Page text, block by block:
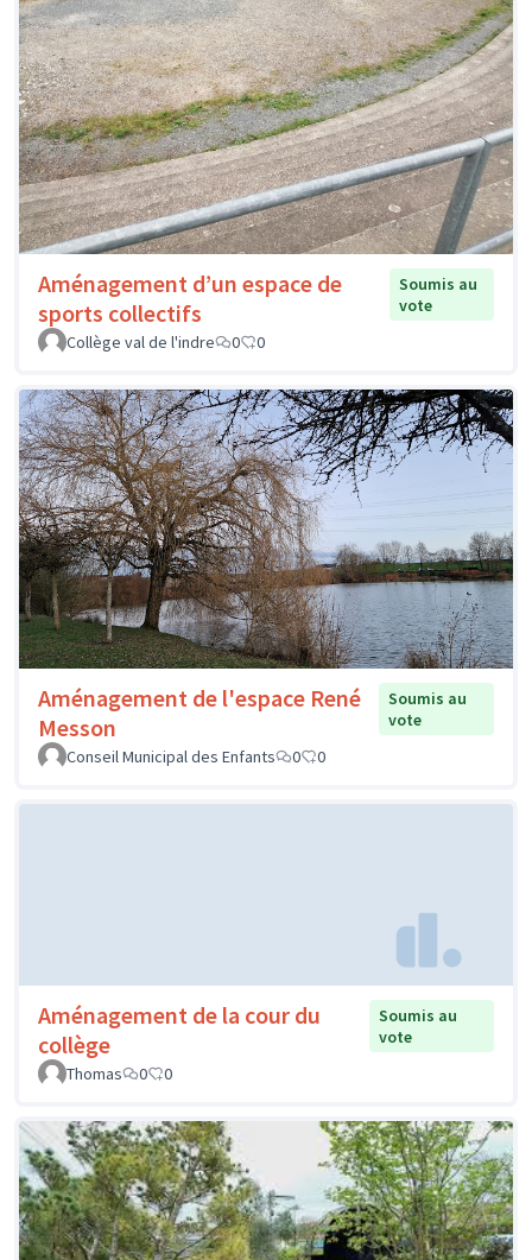
Aménagement d’un espace de
sports collectifs
Soumis au
vote
Collège val de l'indre
0 0
Aménagement de l'espace René
Messon
Soumis au
vote
Conseil Municipal des Enfants
0 0
Aménagement de la cour du
collège
Soumis au
vote
Thomas
0 0